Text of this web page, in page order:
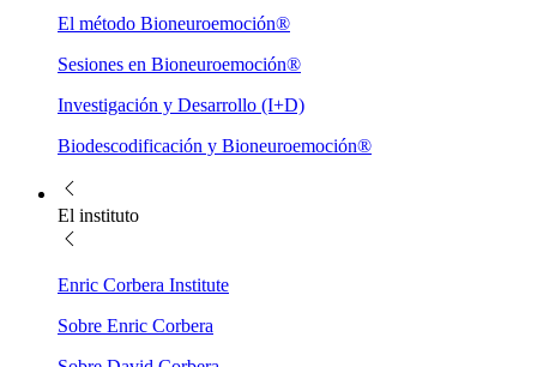
El método Bioneuroemoción®
Sesiones en Bioneuroemoción®
Investigación y Desarrollo (I+D)
Biodescodificación y Bioneuroemoción®
El instituto
Enric Corbera Institute
Sobre Enric Corbera